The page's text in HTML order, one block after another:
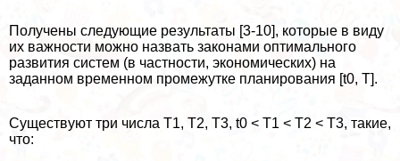
Получены следующие результаты [3-10], которые в виду
их важности можно назвать законами оптимального
развития систем (в частности, экономических) на
заданном временном промежутке планирования [t0, T].
Существуют три числа T1, T2, T3, t0 < T1 < T2 < T3, такие,
что: